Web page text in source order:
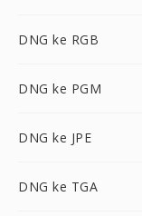
DNG ke RGB
DNG ke PGM
DNG ke JPE
DNG ke TGA